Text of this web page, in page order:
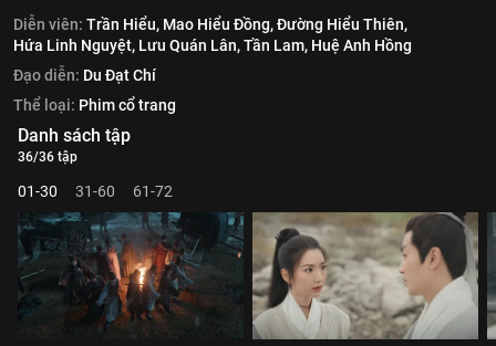
Diễn viên: Trần Hiểu, Mao Hiểu Đồng,Đường Hiểu Thiên,
Hứa Linh Nguyệt, Lưu Quán Lân,Tần Lam, Huệ Anh Hồng
Đạo diễn: Du Đạt Chí
Thể loại: Phim cổ trang
Danh sách tập
36/36 tập
01-30 31-60 61-72